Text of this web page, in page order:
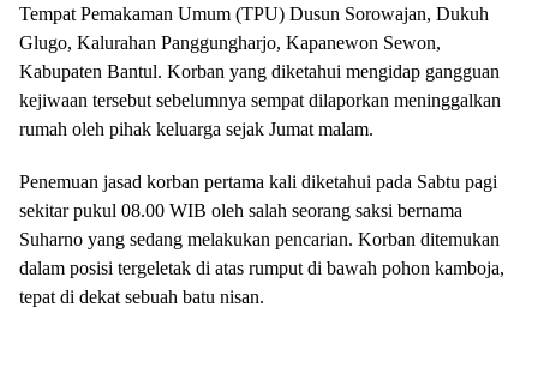
Tempat Pemakaman Umum (TPU) Dusun Sorowajan, Dukuh
Glugo, Kalurahan Panggungharjo, Kapanewon Sewon,
Kabupaten Bantul. Korban yang diketahui mengidap gangguan
kejiwaan tersebut sebelumnya sempat dilaporkan meninggalkan
rumah oleh pihak keluarga sejak Jumat malam.
Penemuan jasad korban pertama kali diketahui pada Sabtu pagi
sekitar pukul 08.00 WIB oleh salah seorang saksi bernama
Suharno yang sedang melakukan pencarian. Korban ditemukan
dalam posisi tergeletak di atas rumput di bawah pohon kamboja,
tepat di dekat sebuah batu nisan.